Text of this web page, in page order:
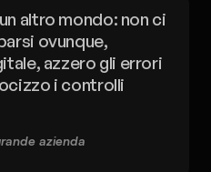
altro mondo: non ci
ovunque,
azzero gli errori
i controlli
azienda